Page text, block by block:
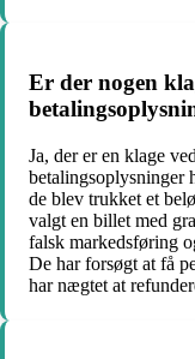
Er der nogen
Ja, der er en klage
betalingsoplysninger
de blev trukket et
valgt en billet med
falsk markedsføring
De har forsøgt at få
har nægtet at